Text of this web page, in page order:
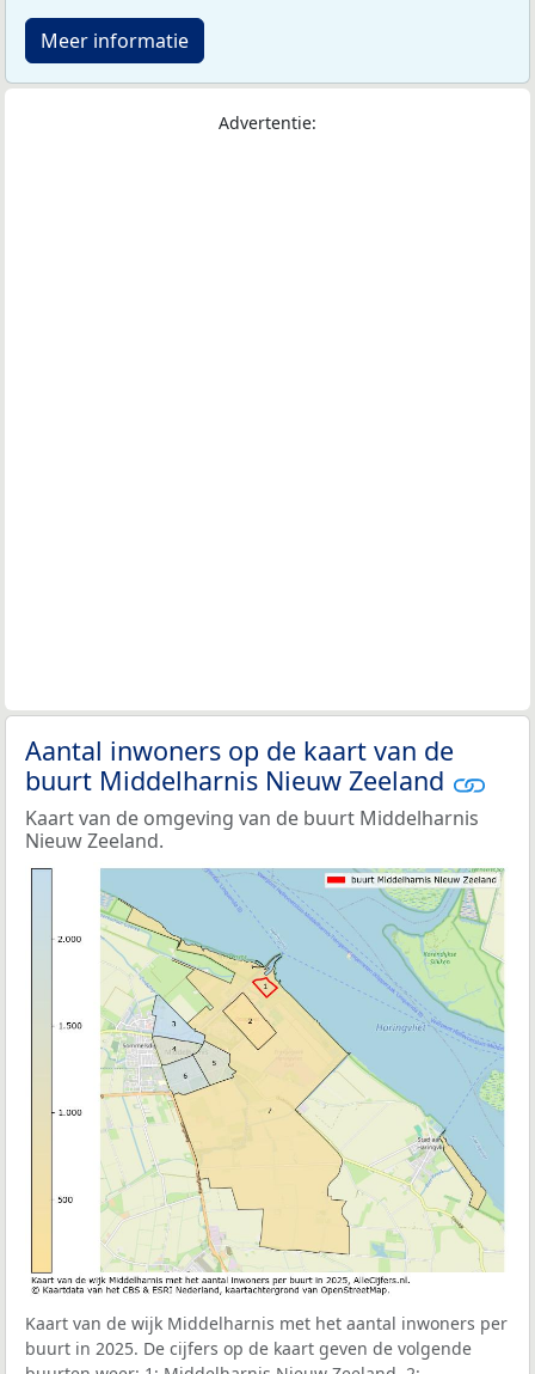
Meer informatie
Advertentie:
Aantal inwoners op de kaart van de
buurt Middelharnis Nieuw Zeeland
Kaart van de omgeving van de buurt Middelharnis
Nieuw Zeeland.
Kaart van de wijk Middelharnis met het aantal inwoners per
buurt in 2025. De cijfers op de kaart geven de volgende